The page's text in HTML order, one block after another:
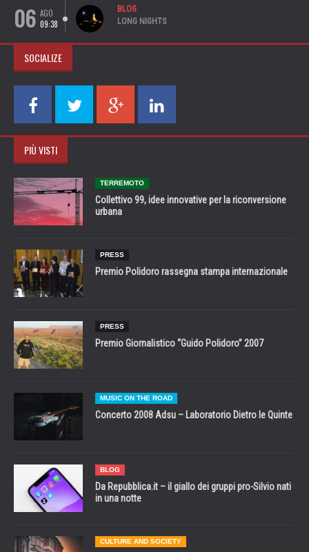
06 AGO
09:38
BLOG
LONG NIGHTS
SOCIALIZE
PIÙ VISTI
TERREMOTO
Collettivo 99, idee innovative per la riconversione
urbana
PRESS
Premio Polidoro rassegna stampa internazionale
PRESS
Premio Giornalistico “Guido Polidoro” 2007
MUSIC ON THE ROAD
Concerto 2008 Adsu – Laboratorio Dietro le Quinte
BLOG
Da Repubblica.it – il giallo dei gruppi pro-Silvio nati
in una notte
CULTURE AND SOCIETY